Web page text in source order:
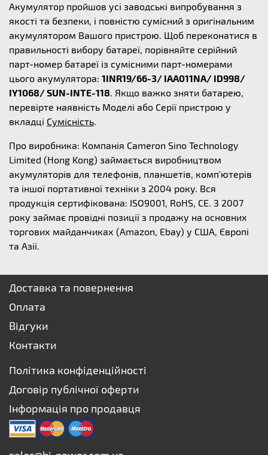
Акумулятор пройшов усі заводські випробування з
якості та безпеки, і повністю сумісний з оригінальним
акумулятором Вашого пристрою. Щоб переконатися в
правильності вибору батареї, порівняйте серійний
парт-номер батареї із сумісними парт-номерами
цього акумулятора: 1INR19/66-3/ IAA011NA/ ID998/
IY1068/ SUN-INTE-118. Якщо важко зняти батарею,
перевірте наявність Моделі або Серії пристрою у
вкладці Сумісність.
Про виробника: Компанія Cameron Sino Technology
Limited (Hong Kong) займається виробництвом
акумуляторів для телефонів, планшетів, комп'ютерів
та іншої портативної техніки з 2004 року. Вся
продукція сертифікована: ISO9001, RoHS, CE. З 2007
року займає провідні позиції з продажу на основних
торгових майданчиках (Amazon, Ebay) у США, Європі
та Азії.
Доставка та повернення
Оплата
Відгуки
Контакти
Політика конфіденційності
Договір публічної оферти
Інформація про продавця